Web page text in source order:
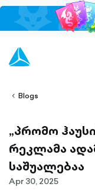
Blogs
„პრომო
რეკლამა
საშუალებაა
Apr 30, 2025